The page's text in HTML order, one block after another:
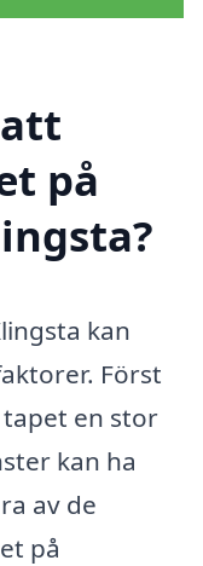
på
kan
Först
en stor
kan ha
av de
på